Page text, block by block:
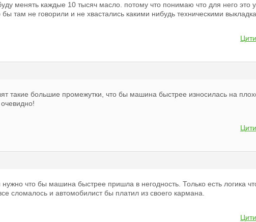
менять каждые 10 тысяч масло. потому что понимаю что для него это
там не говорили и не хвастались какими нибудь техническими
такие большие промежутки, что бы машина быстрее износилась на
что бы машина быстрее пришла в негодность. Только есть логика
сломалось и автомобилист бы платил из своего кармана.